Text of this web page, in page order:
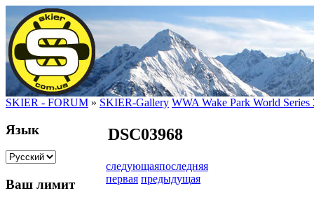
SKIER - FORUM » SKIER-Gallery WWA Wake Park World Series
Язык
Ваш лимит
DSC03968
следующаяпоследняя
первая предыдущая